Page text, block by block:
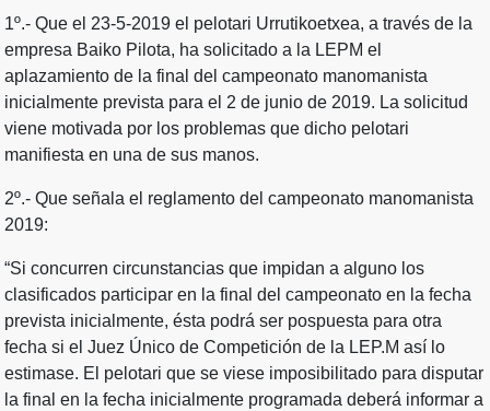
1º.- Que el 23-5-2019 el pelotari Urrutikoetxea, a través de la
empresa Baiko Pilota, ha solicitado a la LEPM el
aplazamiento de la final del campeonato manomanista
inicialmente prevista para el 2 de junio de 2019. La solicitud
viene motivada por los problemas que dicho pelotari
manifiesta en una de sus manos.
2º.- Que señala el reglamento del campeonato manomanista
2019:
“Si concurren circunstancias que impidan a alguno los
clasificados participar en la final del campeonato en la fecha
prevista inicialmente, ésta podrá ser pospuesta para otra
fecha si el Juez Único de Competición de la LEP.M así lo
estimase. El pelotari que se viese imposibilitado para disputar
la final en la fecha inicialmente programada deberá informar a